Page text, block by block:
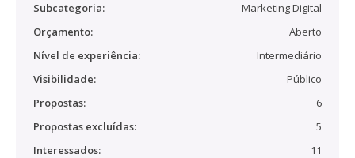
Subcategoria:
Marketing Digital
Orçamento:
Aberto
Nível de experiência:
Intermediário
Visibilidade:
Público
Propostas:
6
Propostas excluídas:
5
Interessados:
11